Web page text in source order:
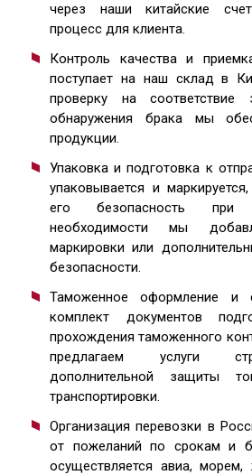
через наши китайские
процесс для клиента.
Контроль качества и
поступает на наш склад в
проверку на соответствие
обнаружения брака мы
продукции.
Упаковка и подготовка к
упаковывается и
его безопасность при
необходимости мы
маркировки или
безопасности.
Таможенное оформление и
комплект документов
прохождения таможенного
предлагаем услуги
дополнительной защиты
транспортировки.
Организация перевозки в
от пожеланий по срокам и
осуществляется авиа,